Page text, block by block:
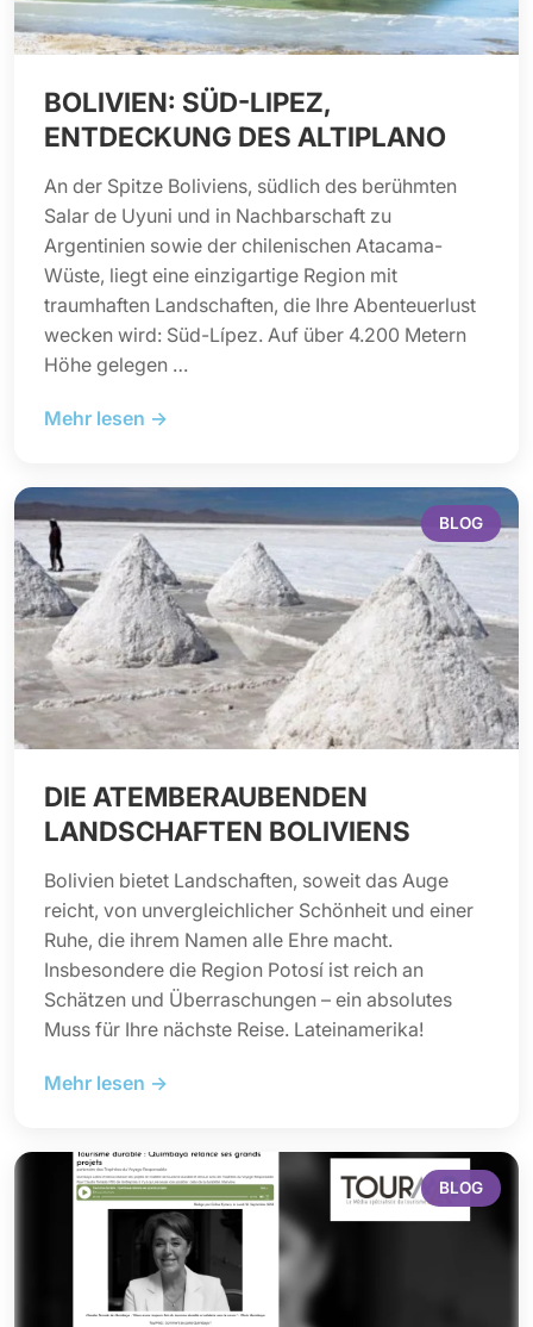
BOLIVIEN: SÜD-LIPEZ,
ENTDECKUNG DES ALTIPLANO
An der Spitze Boliviens, südlich des berühmten
Salar de Uyuni und in Nachbarschaft zu
Argentinien sowie der chilenischen Atacama-
Wüste, liegt eine einzigartige Region mit
traumhaften Landschaften, die Ihre Abenteuerlust
wecken wird: Süd-Lípez. Auf über 4.200 Metern
Höhe gelegen …
Mehr lesen →
BLOG
DIE ATEMBERAUBENDEN
LANDSCHAFTEN BOLIVIENS
Bolivien bietet Landschaften, soweit das Auge
reicht, von unvergleichlicher Schönheit und einer
Ruhe, die ihrem Namen alle Ehre macht.
Insbesondere die Region Potosí ist reich an
Schätzen und Überraschungen – ein absolutes
Muss für Ihre nächste Reise. Lateinamerika!
Mehr lesen →
BLOG